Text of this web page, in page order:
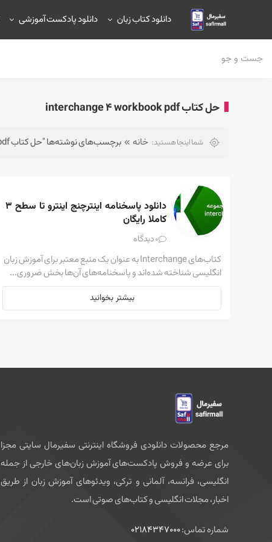
دانلود کتاب زبان دانلود پادکست آموزشی
حل كتاب interchange 4 workbook pdf
شما اینجا هستید: خانه برچسب‌های نوشته‌ها "حل كتاب interchange 4 workbook pdf"
کاملا رایگان
0 دیدگاه
کتاب‌های Interchange به عنوان یک منبع معتبر برای آموزش زبان
انگلیسی شناخته شده‌اند و پاسخنامه‌های آن‌ها بخش ضروری...
بیشتر بخوانید
مرجع محصولات دانلودی فروشگاه اینترنتی سفیرمال سایتی مجزا
برای عرضه و فروش پادکست‌های آموزش زبان‌های خارجی از جمله
انگلیسی، فرانسه، آلمانی و ترکی، ویدئوهای آموزش زبان از طریق
اخبار، مجلات انگلیسی و کتاب‌های صوتی است.
شماره تماس:02184347000